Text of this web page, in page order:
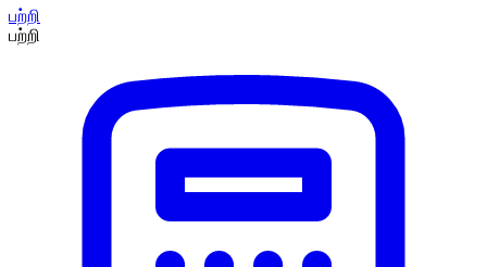
பற்றி
பற்றி